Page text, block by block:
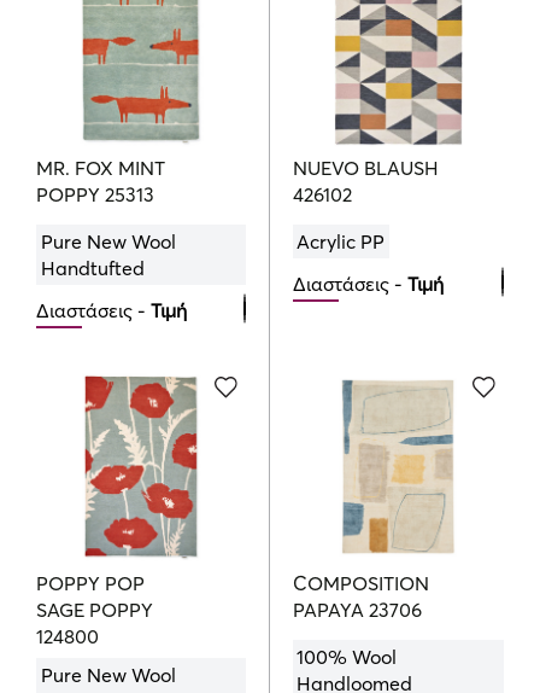
160cmx230cm
1129.00 €
200cmx280cm
1699.00€
MR. FOX MINT
POPPY 25313
Pure New Wool
Handtufted
Διαστάσεις -Τιμή
639.00
€
140cmx200cm
875.00€
NUEVO BLAUSH
426102
Acrylic PP
Διαστάσεις -Τιμή
160cmx230cm
519.00 €
200cmx280cm
779.00€
POPPY POP
SAGE POPPY
124800
Pure New Wool
COMPOSITION
PAPAYA 23706
100% Wool
Handloomed